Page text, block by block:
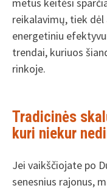
reikalavimų, tiek
energetiniu
trendai, kuriuos
rinkoje.
Tradicinės
kuri niekur
Jei vaikščiojate po
senesnius rajonus,